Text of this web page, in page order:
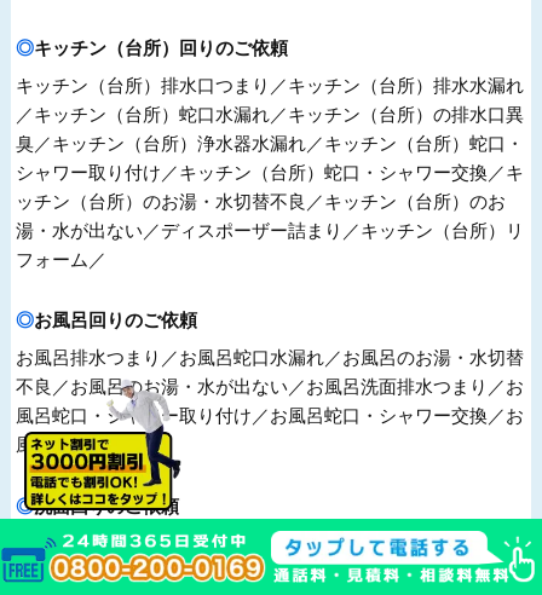
キッチン（台所）回りのご依頼
キッチン（台所）排水口つまり／キッチン（台所）排水水漏れ
／キッチン（台所）蛇口水漏れ／キッチン（台所）の排水口異
臭／キッチン（台所）浄水器水漏れ／キッチン（台所）蛇口・
シャワー取り付け／キッチン（台所）蛇口・シャワー交換／キ
ッチン（台所）のお湯・水切替不良／キッチン（台所）のお
湯・水が出ない／ディスポーザー詰まり／キッチン（台所）リ
フォーム／
お風呂回りのご依頼
お風呂排水つまり／お風呂蛇口水漏れ／お風呂のお湯・水切替
不良／お風呂のお湯・水が出ない／お風呂洗面排水つまり／お
風呂蛇口・シャワー取り付け／お風呂蛇口・シャワー交換／お
風呂リフォーム／
洗面回りのご依頼
洗面蛇口から水漏れ／洗面排水から水漏れ／洗面蛇口からお
湯・水が出ない／洗面排水口異臭／洗面蛇口・シャワー取り付